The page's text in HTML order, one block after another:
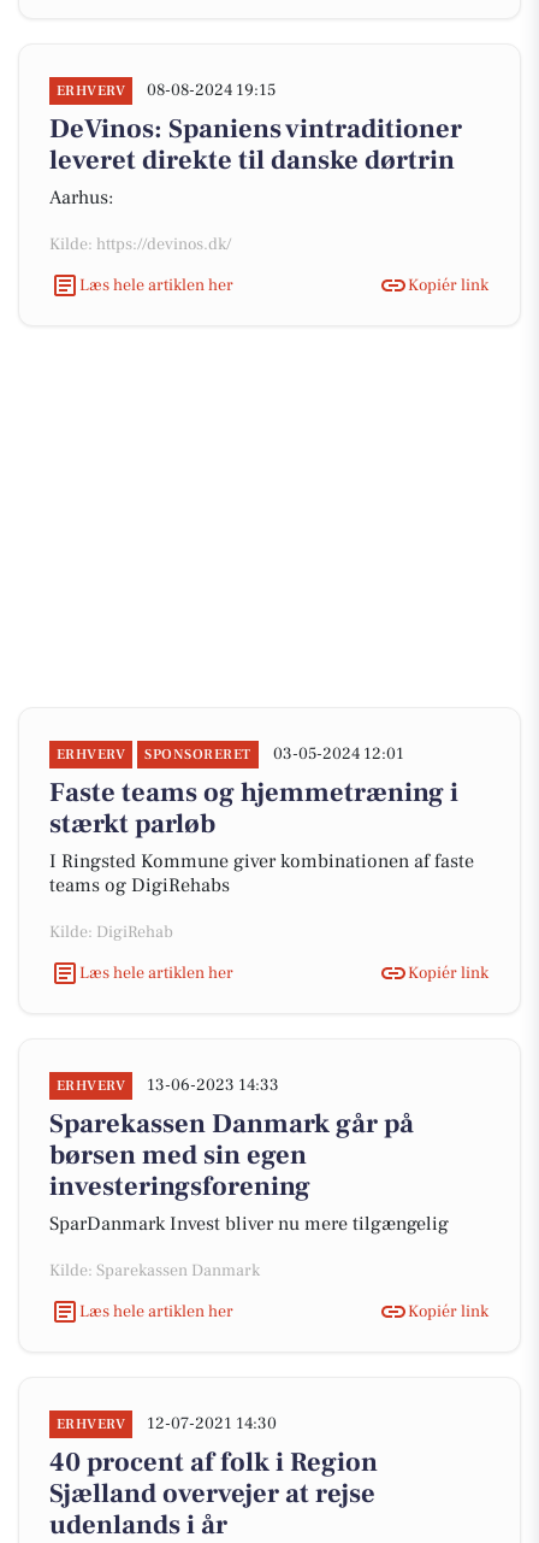
ERHVERV 08-08-2024 19:15
DeVinos: Spaniens vintraditioner
leveret direkte til danske dørtrin
Aarhus:
Kilde: https://devinos.dk/
Læs hele artiklen her
Kopiér link
ERHVERV SPONSORERET 03-05-2024 12:01
Faste teams og hjemmetræning i
stærkt parløb
I Ringsted Kommune giver kombinationen af faste
teams og DigiRehabs
Kilde: DigiRehab
Læs hele artiklen her
Kopiér link
ERHVERV 13-06-2023 14:33
Sparekassen Danmark går på
børsen med sin egen
investeringsforening
SparDanmark Invest bliver nu mere tilgængelig
Kilde: Sparekassen Danmark
Læs hele artiklen her
Kopiér link
ERHVERV 12-07-2021 14:30
40 procent af folk i Region
Sjælland overvejer at rejse
udenlands i år